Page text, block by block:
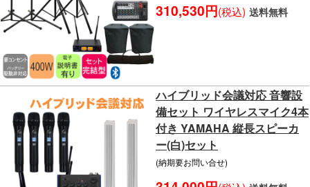
310,530円(税込) 送料無料
ハイブリッド会議対応 音響設
備セット ワイヤレスマイク4本
付き YAMAHA 縦長スピーカ
ー(白)セット
(納期要お問い合せ)